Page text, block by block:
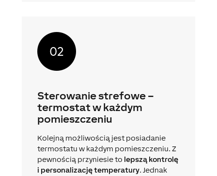
Sterowanie strefowe –
termostat w każdym
pomieszczeniu
Kolejną możliwością jest posiadanie
termostatu w każdym pomieszczeniu. Z
pewnością przyniesie to lepszą kontrolę
i personalizację temperatury. Jednak